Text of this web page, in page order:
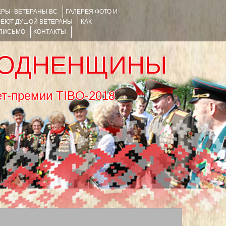
ВЕТЕРАНЫ ВС
ГАЛЕРЕЯ ФОТО И
ДУШОЙ ВЕТЕРАНЫ
КАК
КОНТАКТЫ
премии TIBO-2018